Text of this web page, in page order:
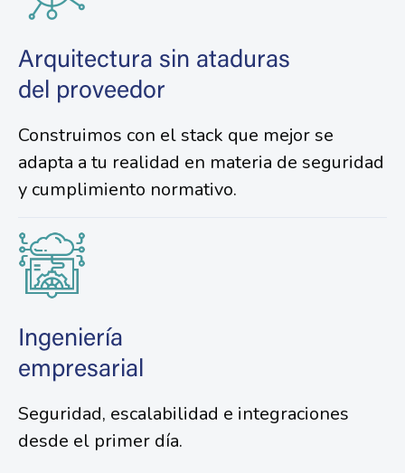
Arquitectura sin ataduras
del proveedor
Construimos con el stack que mejor se
adapta a tu realidad en materia de seguridad
y cumplimiento normativo.
Ingeniería
empresarial
Seguridad, escalabilidad e integraciones
desde el primer día.